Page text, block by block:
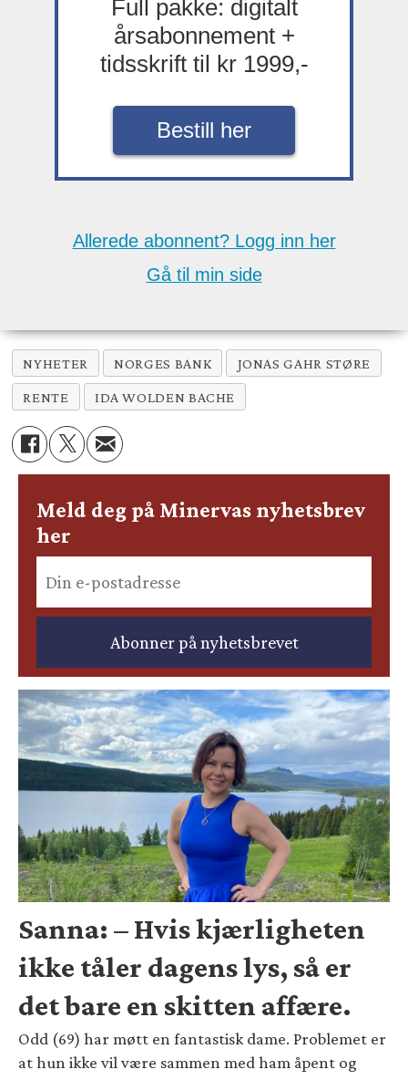
Full pakke: digitalt
årsabonnement +
tidsskrift til kr 1999,-
Bestill her
Allerede abonnent? Logg inn her
Gå til min side
NYHETER NORGES BANK JONAS GAHR STØRE
RENTE IDA WOLDEN BACHE
Meld deg på Minervas nyhetsbrev
her
Sanna: – Hvis kjærligheten
ikke tåler dagens lys, så er
det bare en skitten affære.
Odd (69) har møtt en fantastisk dame. Problemet er
at hun ikke vil være sammen med ham åpent og